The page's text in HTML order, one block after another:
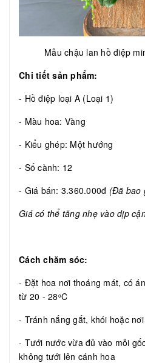
Mẫu chậu lan hồ điệp
Chi tiết sản phẩm:
- Hồ điệp loại A (Loại 1)
- Màu hoa: Vàng
- Kiểu ghép: Một hướng
- Số cành: 12
- Giá bán: 3.360.000đ (Đã bao
Giá có thể tăng nhẹ vào dịp
Cách chăm sóc:
- Đặt hoa nơi thoáng mát, có
từ 20 - 28oC
- Tránh nắng gắt, khói hoặc
- Tưới nước vừa đủ vào mỗi
không tưới lên cánh hoa